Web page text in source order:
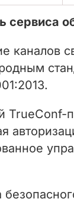
сервиса
каналов
TrueConf-